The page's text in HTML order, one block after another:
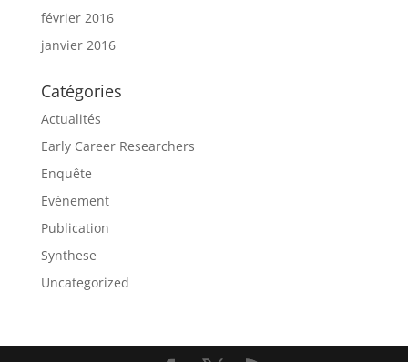
février 2016
janvier 2016
Catégories
Actualités
Early Career Researchers
Enquête
Evénement
Publication
Synthese
Uncategorized